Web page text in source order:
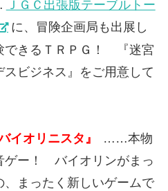
ＪＧＣ出張版テーブルトー
に、冒険企画局も出展し
できるＴＲＰＧ！ 『迷宮
ビジネス』をご用意して
イオリニスタ』
……本物
ゲー！ バイオリンがまっ
まったく新しいゲームで